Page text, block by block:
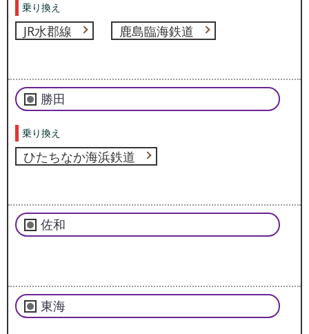
乗り換え
JR水郡線 鹿島臨海鉄道
勝田
乗り換え
ひたちなか海浜鉄道
佐和
東海